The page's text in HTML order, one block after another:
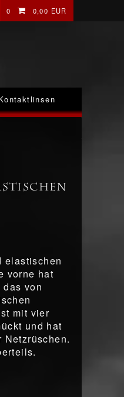
0 0,00 EUR
elastischen
vorne hat
von
mit vier
und hat